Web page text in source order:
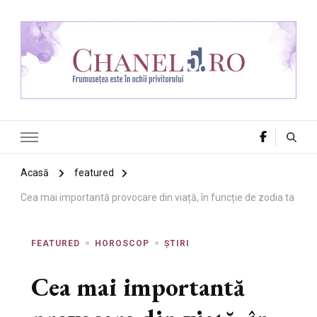
Acasă featured
Cea mai importantă provocare din viață, în funcție de zodia ta
FEATURED HOROSCOP ȘTIRI
Cea mai importantă